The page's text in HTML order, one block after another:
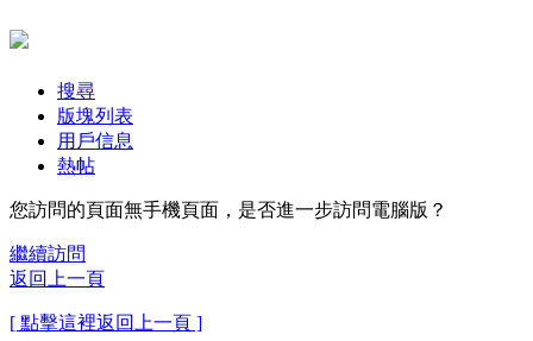
搜尋
版塊列表
用戶信息
熱帖
您訪問的頁面無手機頁面，是否進一步訪問電腦版？
繼續訪問
返回上一頁
[ 點擊這裡返回上一頁 ]